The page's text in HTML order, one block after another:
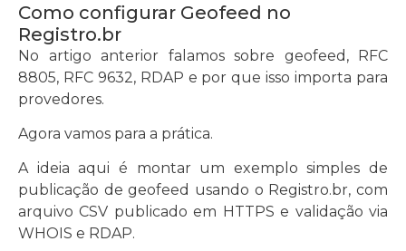
Como configurar Geofeed no
Registro.br
No artigo anterior falamos sobre geofeed, RFC
8805, RFC 9632, RDAP e por que isso importa para
provedores.
Agora vamos para a prática.
A ideia aqui é montar um exemplo simples de
publicação de geofeed usando o Registro.br, com
arquivo CSV publicado em HTTPS e validação via
WHOIS e RDAP.